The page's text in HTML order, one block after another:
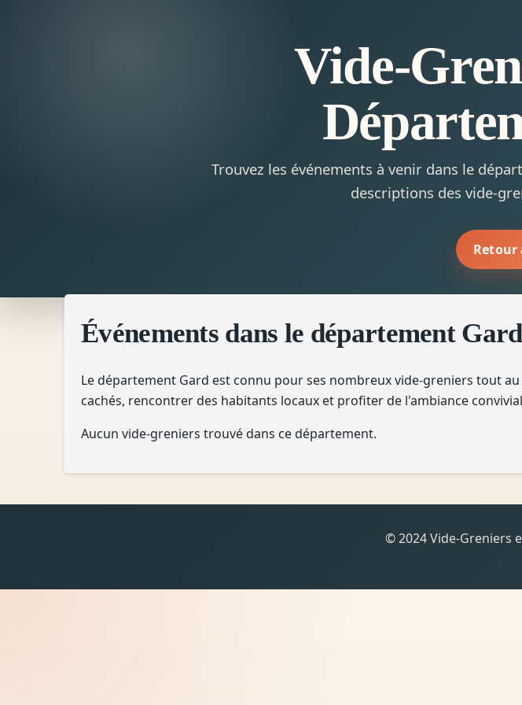
Vide-
Trouvez les événements à venir dans le
descriptions des vide-
Retour
Événements dans le département Gard
Le département Gard est connu pour ses nombreux vide-greniers tout
cachés, rencontrer des habitants locaux et profiter de l'ambiance
Aucun vide-greniers trouvé dans ce département.
© 2024 Vide-Greniers